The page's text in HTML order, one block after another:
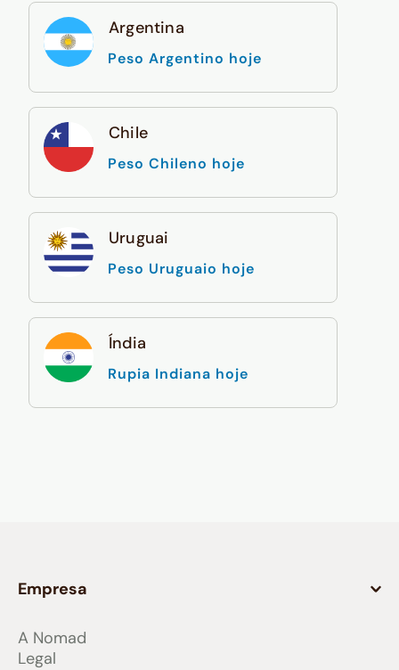
Argentina
Peso Argentino hoje
Chile
Peso Chileno hoje
Uruguai
Peso Uruguaio hoje
Índia
Rupia Indiana hoje
Empresa
A Nomad
Legal